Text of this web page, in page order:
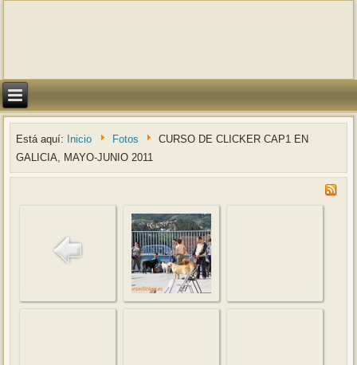
Está aquí: Inicio Fotos
CURSO DE CLICKER CAP1 EN
GALICIA, MAYO-JUNIO 2011